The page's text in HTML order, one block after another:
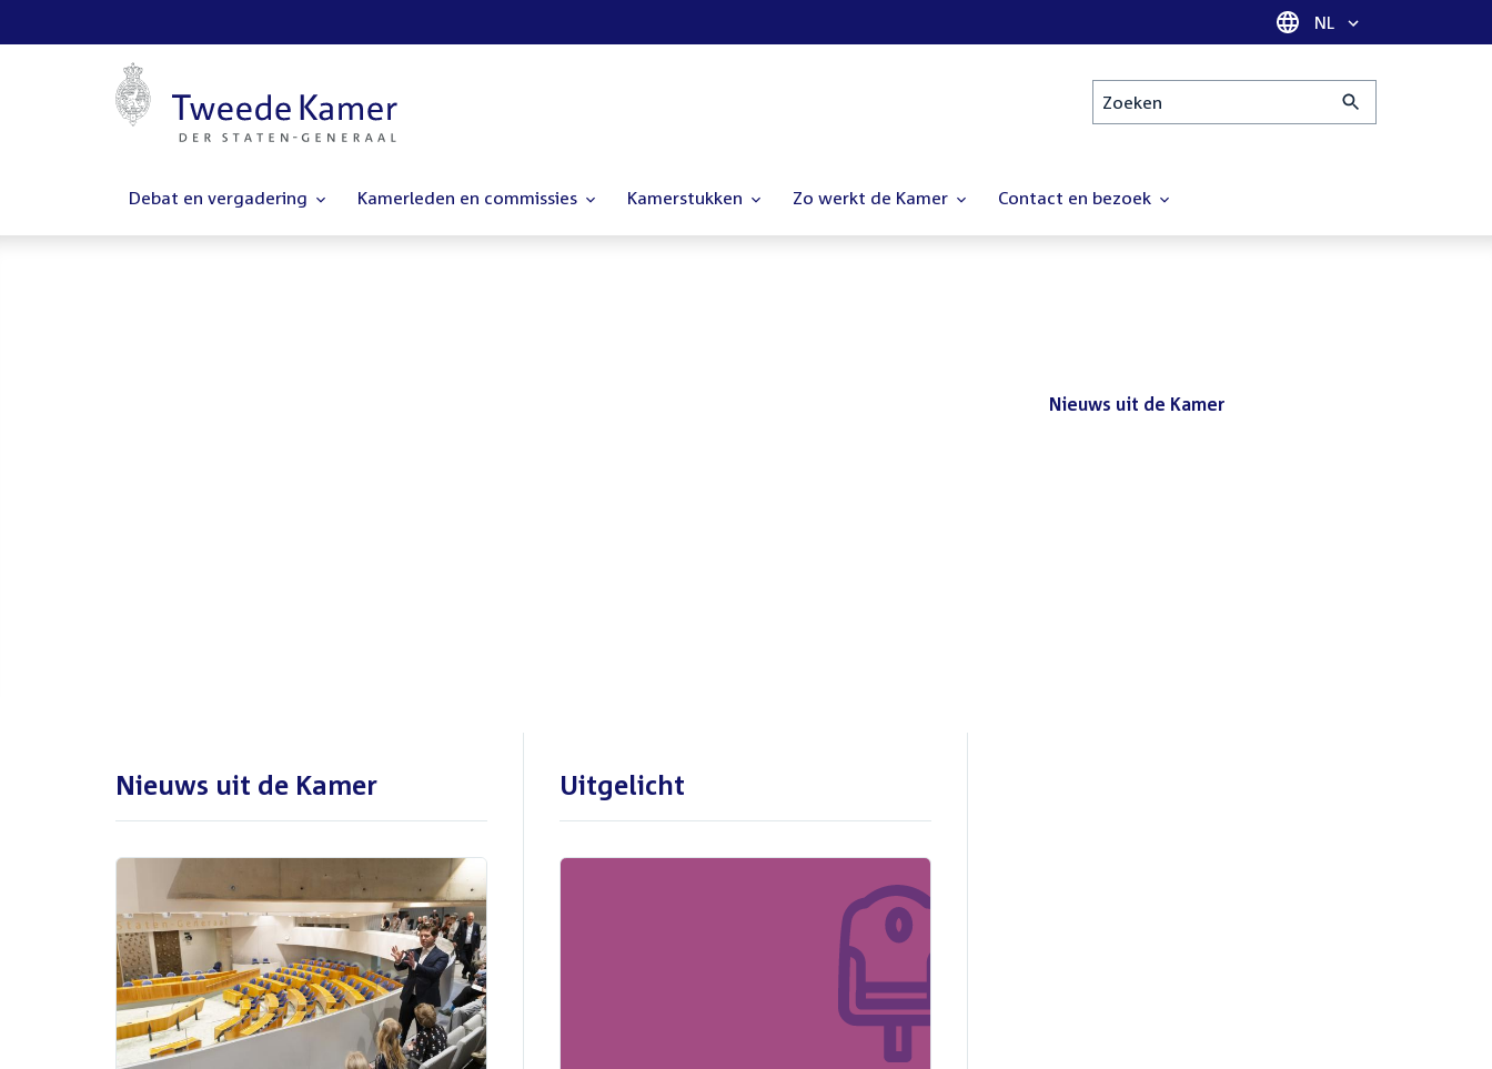
Taal selectie
NL
Zoeken
Debat en vergadering Kamerleden en commissies Kamerstukken Zo werkt de Kamer Contact en bezoek
Nieuws uit de Kamer
Nieuws uit de Kamer Uitgelicht